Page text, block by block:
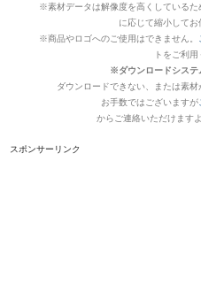
※素材データは解像度を高くしている
に応じて縮小してお
※商品やロゴへのご使用はできません。
トをご利用
※ダウンロードシステ
ダウンロードできない、または素
お手数ではございますが
からご連絡いただけます
スポンサーリンク